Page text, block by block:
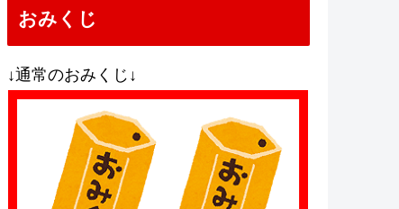
おみくじ
↓通常のおみくじ↓